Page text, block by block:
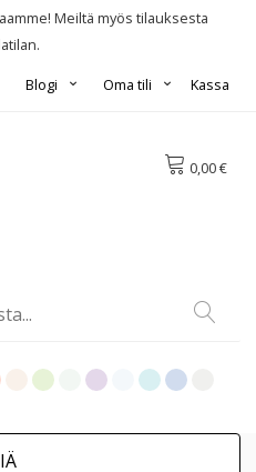
Meiltä myös tilauksesta
Kassa
Oma tili
Blogi
0,00 €